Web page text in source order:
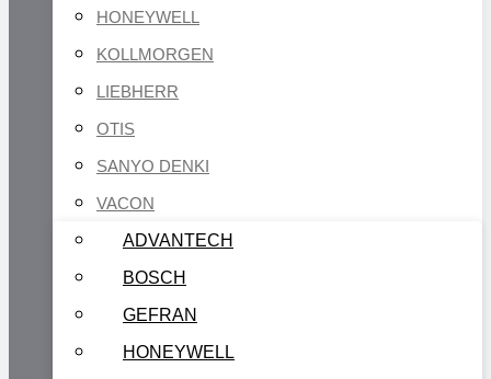
HONEYWELL
KOLLMORGEN
LIEBHERR
OTIS
SANYO DENKI
VACON
ADVANTECH
BOSCH
GEFRAN
HONEYWELL